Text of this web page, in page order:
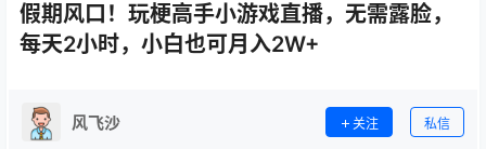
假期风口！玩梗高手小游戏直播，无需露脸，
每天2小时，小白也可月入2W+
风飞沙 关注 私信